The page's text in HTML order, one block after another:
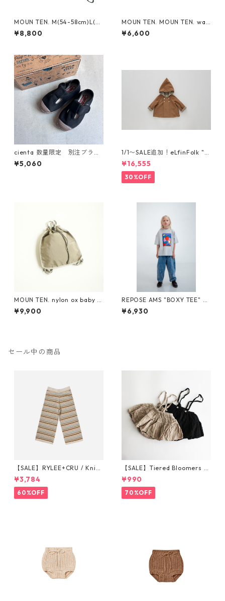
MOUN TEN. M(54-58cm)L(~6
0cm) reversible adventure
hat (re-nylon) [MA78-1957
¥8,800
MOUN TEN. MOUN TEN. wat
ch cap [MA74-1958a]
¥6,600
cienta 数量限定 別注ブラウ
ンソール Tストラップ シュー
ズ Negro
¥5,060
1/1〜SALE追加！eLfinFolk "el
f coat" (milky brown) 110 12
0 130
¥16,555
30%OFF
MOUN TEN. nylon ox baby k
napsack [MA71-0215a]
¥9,900
REPOSE AMS "BOXY TEE" SS
26-86
¥6,930
セール中の商品
【SALE】RYLEE+CRU / Knit
Wide Leg Pant || Honeycom
b Strip 6-7/8-9/10-12y
¥3,784
60%OFF
【SALE】Tiered Bloomers 7
0-80cm (グレージュ／ブラッ
ク) ※1点までメール便可
¥990
70%OFF